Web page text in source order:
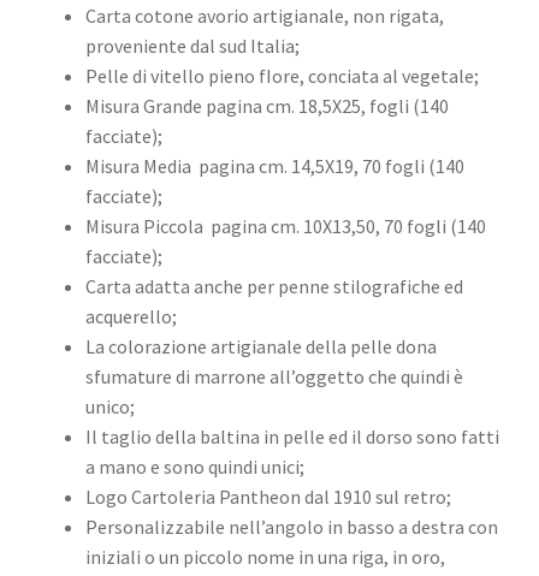
Carta cotone avorio artigianale, non rigata,
proveniente dal sud Italia;
Pelle di vitello pieno fIore, conciata al vegetale;
Misura Grande pagina cm. 18,5X25, fogli (140
facciate);
Misura Media pagina cm. 14,5X19, 70 fogli (140
facciate);
Misura Piccola pagina cm. 10X13,50, 70 fogli (140
facciate);
Carta adatta anche per penne stilografiche ed
acquerello;
La colorazione artigianale della pelle dona
sfumature di marrone all’oggetto che quindi è
unico;
Il taglio della baltina in pelle ed il dorso sono fatti
a mano e sono quindi unici;
Logo Cartoleria Pantheon dal 1910 sul retro;
Personalizzabile nell’angolo in basso a destra con
iniziali o un piccolo nome in una riga, in oro,